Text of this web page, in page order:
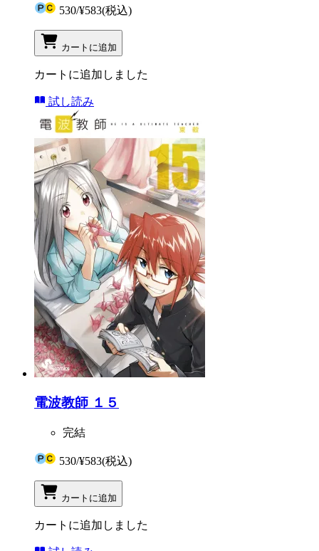
530/¥583(税込)
カートに追加
カートに追加しました
試し読み
電波教師 １５
完結
530/¥583(税込)
カートに追加
カートに追加しました